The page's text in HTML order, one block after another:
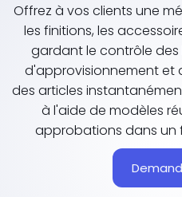
Offrez à vos clients une
les finitions, les
gardant le contrôle
d'approvisionnement et
des articles
à l'aide de modèles
approbations dans un